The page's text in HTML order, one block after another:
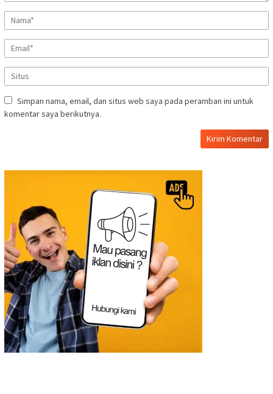
Simpan nama, email, dan situs web saya pada peramban ini untuk
komentar saya berikutnya.